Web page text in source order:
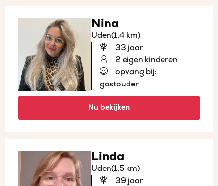
Nina
Uden(1,4 km)
33 jaar
2 eigen kinderen
opvang bij:
gastouder
Nu bekijken
Linda
Uden(1,5 km)
39 jaar